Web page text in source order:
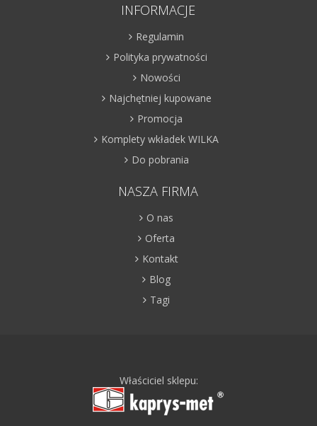
INFORMACJE
Regulamin
Polityka prywatności
Nowości
Najchętniej kupowane
Promocja
Komplety wkładek WILKA
Do pobrania
NASZA FIRMA
O nas
Oferta
Kontakt
Blog
Tagi
Właściciel sklepu: